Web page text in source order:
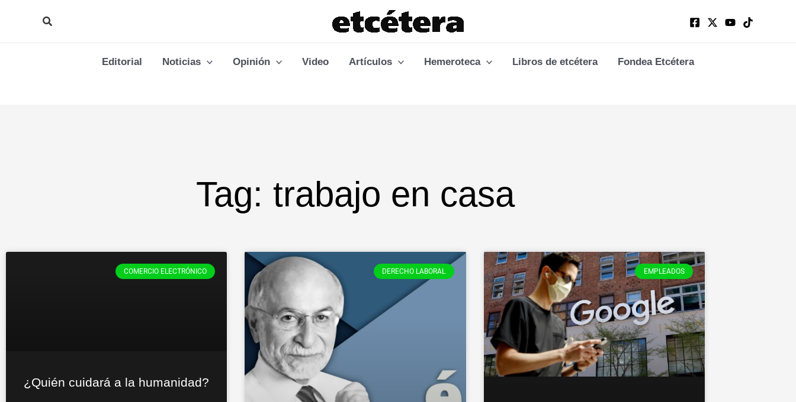
Buscar
Editorial Noticias Opinión Video Artículos Hemeroteca Libros de etcétera Fondea Etcétera
Tag: trabajo en casa
COMERCIO ELECTRÓNICO
¿Quién cuidará a la humanidad?
DERECHO LABORAL EMPLEADOS